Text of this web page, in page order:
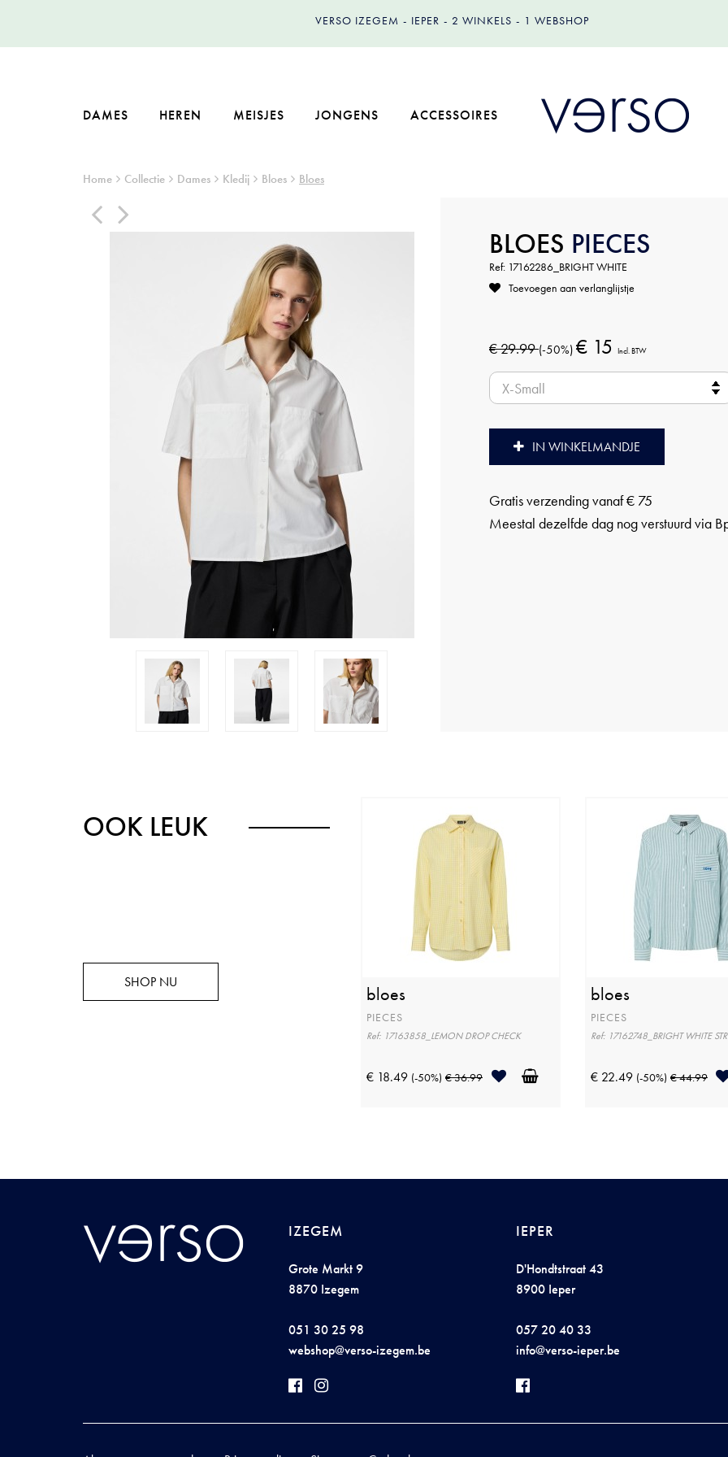
VERSO IZEGEM IEPER 2 WINKELS 1 WEBSHOP
DAMES HEREN MEISJES JONGENS ACCESSOIRES
Home Collectie Dames Kledij Bloes Bloes
BLOES PIECES
Ref: 17162286_BRIGHT WHITE
Toevoegen aan verlanglijstje
€ 29.99(-50%) € 15 Incl. BTW
IN WINKELMANDJE
Gratis verzending vanaf € 75
Meestal dezelfde dag nog verstuurd via
OOK LEUK
SHOP NU
bloes
PIECES
Ref: 17163858_LEMON DROP CHECK
€ 18.49 (-50%) € 36.99
bloes
PIECES
Ref: 17162748_BRIGHT WHITE
€ 22.49 (-50%) € 44.99
IZEGEM
Grote Markt 9
8870 Izegem
051 30 25 98
webshop@verso-izegem.be
IEPER
D'Hondtstraat 43
8900 Ieper
057 20 40 33
info@verso-ieper.be